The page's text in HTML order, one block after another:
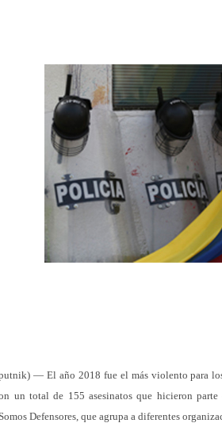
— El año 2018 fue el más violento para
un total de 155 asesinatos que hicieron
Defensores, que agrupa a diferentes